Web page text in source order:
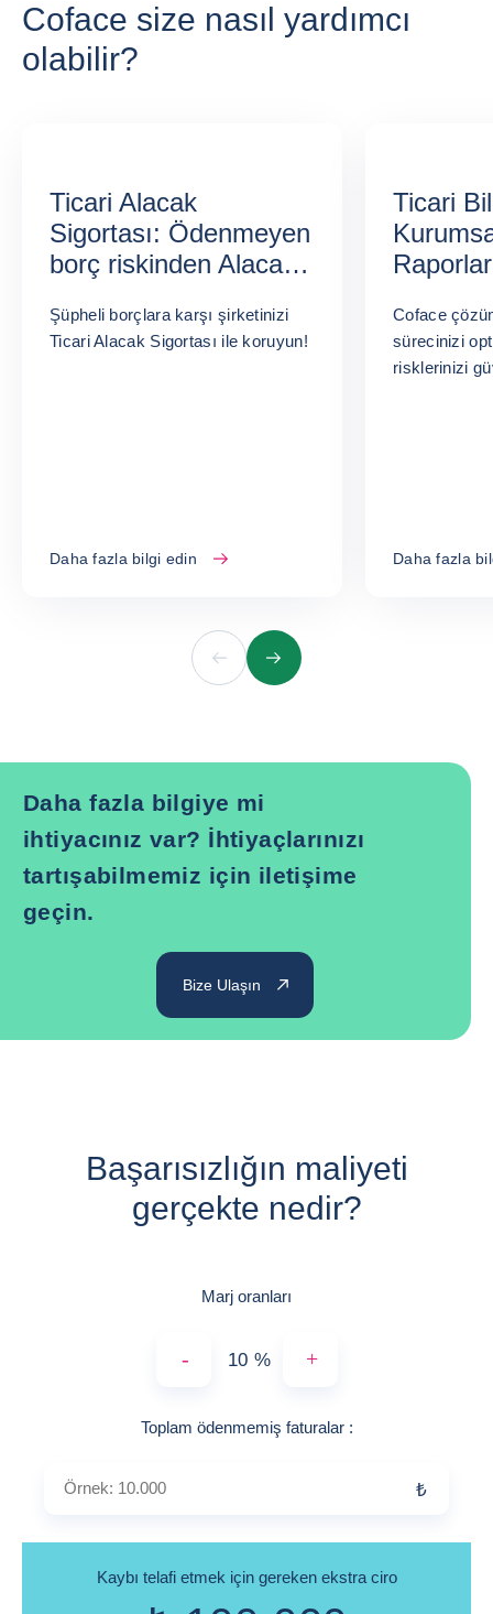
Coface size nasıl yardımcı
olabilir?
Ticari Alacak
Sigortası: Ödenmeyen
borç riskinden Alacak
Şüpheli borçlara karşı şirketinizi
Ticari Alacak Sigortası ile koruyun!
Daha fazla bilgi edin
Ticari
Coface
sürecinizi
risklerinizi
Daha fazla
Önceki Sonraki
Daha fazla bilgiye mi
ihtiyacınız var? İhtiyaçlarınızı
tartışabilmemiz için iletişime
geçin.
Bize Ulaşın
Başarısızlığın maliyeti
gerçekte nedir?
Marj oranları
- % +
Toplam ödenmemiş faturalar Örnek: 10.000
:
₺
Kaybı telafi etmek için gereken ekstra ciro